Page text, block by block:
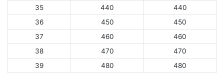
35
440
440
36
450
450
37
460
460
38
470
470
39
480
480